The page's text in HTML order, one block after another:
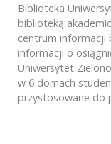
Biblioteka
biblioteką
centrum informacji
informacji o
Uniwersytet
w 6 domach
przystosowane do